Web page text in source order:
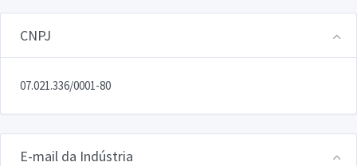
CNPJ
07.021.336/0001-80
E-mail da Indústria